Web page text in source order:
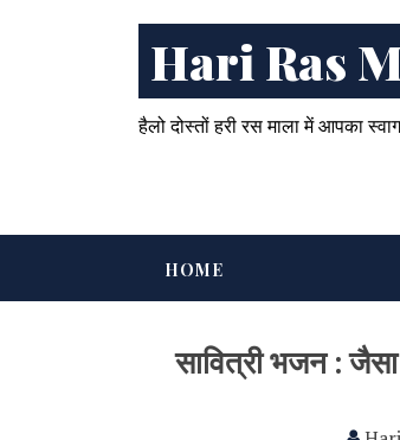
Hari Ras
हैलो दोस्तों हरी रस माला में आपका
HOME
सावित्री भजन :